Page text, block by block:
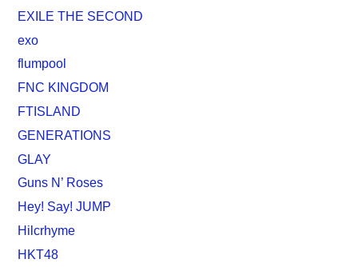
EXILE THE SECOND
exo
flumpool
FNC KINGDOM
FTISLAND
GENERATIONS
GLAY
Guns N’ Roses
Hey! Say! JUMP
Hilcrhyme
HKT48